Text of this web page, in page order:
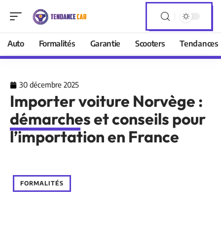
Auto Formalités Garantie Scooters Tendances
30 décembre 2025
Importer voiture Norvège :
démarches et conseils pour
l’importation en France
FORMALITÉS